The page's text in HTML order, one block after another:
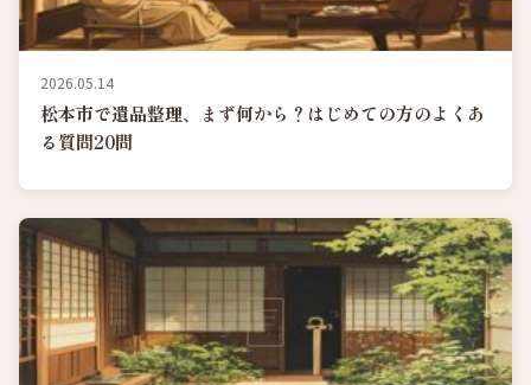
2026.05.14
松本市で遺品整理、まず何から？はじめての方のよくあ
る質問20問